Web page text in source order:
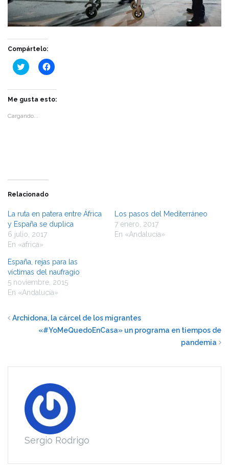
Compártelo:
Haz
clic
en
Twitter
abre
en
Haz
clic
en
Facebook
Me gusta esto:
Cargando...
Relacionado
La ruta en patera entre África
y España se duplica
6 julio, 2017
En «africa»
Los pasos del Mediterráneo
7 enero, 2017
En «Andalucía»
España, rejas para las
víctimas del naufragio
5 noviembre, 2015
En «Andalucía»
Archidona, la cárcel de los migrantes
«#YoMeQuedoEnCasa» un programa en tiempos de
pandemia
Sergio Rodrigo